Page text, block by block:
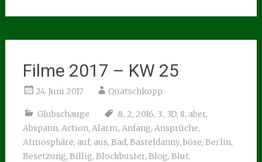
Filme 2017 – KW 25
24. Juni 2017 Quatschkopp
Glubschauge &, 2, 2016, 3., 3D, 8, aber,
Abspann, Action, Alarm, Anfang, Ansprüche,
Atmosphäre, auf, aus, Bad, Basteldanny, böse, Berlin,
Besetzung, Billig, Blockbuster, Blog, Blut,